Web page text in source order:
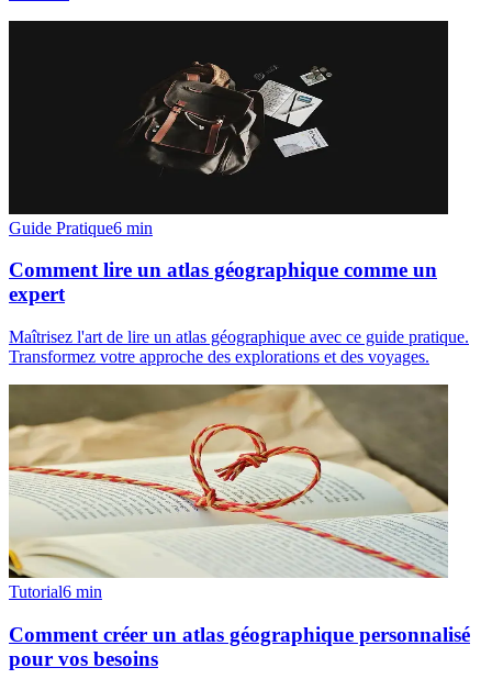
Guide Pratique6 min
Comment lire un atlas géographique comme un
expert
Maîtrisez l'art de lire un atlas géographique avec ce guide pratique.
Transformez votre approche des explorations et des voyages.
Tutorial6 min
Comment créer un atlas géographique personnalisé
pour vos besoins